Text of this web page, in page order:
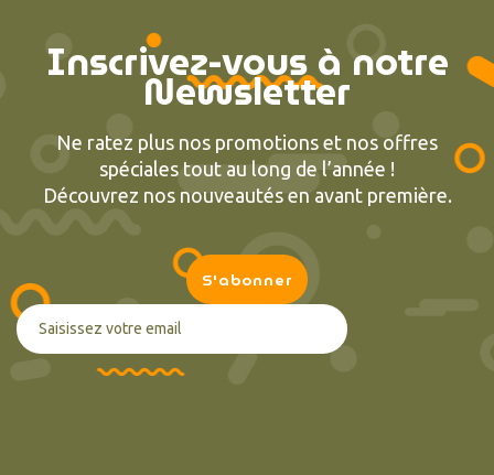
Inscrivez-vous à notre
Newsletter
Ne ratez plus nos promotions et nos offres
spéciales tout au long de l’année !
Découvrez nos nouveautés en avant première.